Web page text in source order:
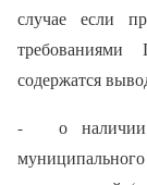
случае если
содержатся
- о наличии